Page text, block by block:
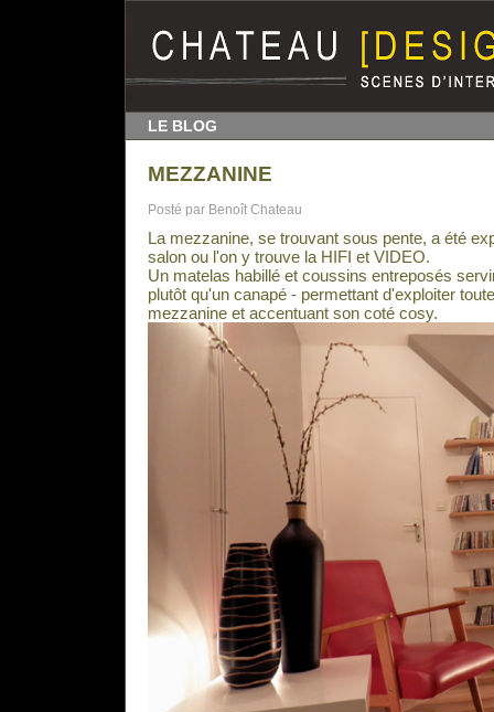
LE BLOG
MEZZANINE
Posté par Benoît Chateau
La mezzanine, se trouvant sous pente, a été
salon ou l'on y trouve la HIFI et VIDEO.
Un matelas habillé et coussins entreposés
plutôt qu'un canapé - permettant d'exploiter
mezzanine et accentuant son coté cosy.